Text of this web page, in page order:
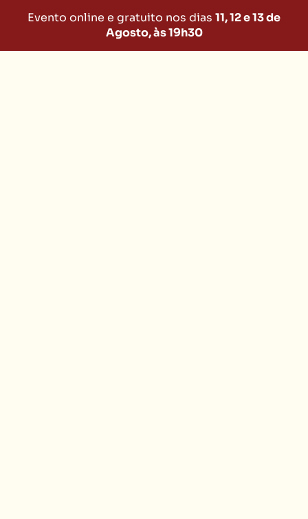
Evento online e gratuito nos dias 11, 12 e 13 de
Agosto, às 19h30